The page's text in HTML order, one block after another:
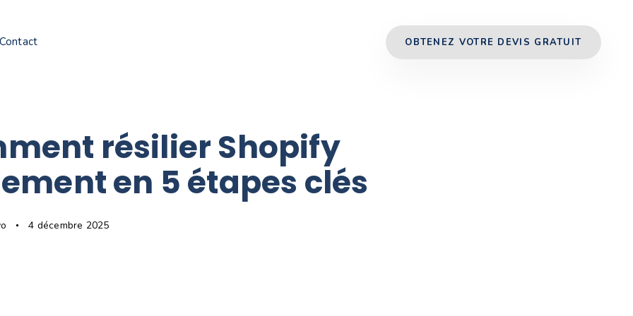
Contact OBTENEZ VOTRE DEVIS GRATUIT
résilier Shopify
en 5 étapes clés
4 décembre 2025